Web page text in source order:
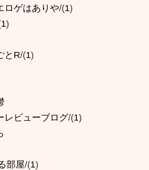
ロゲはありや/(1)
1)
とR/(1)
レビューブログ/(1)
部屋/(1)